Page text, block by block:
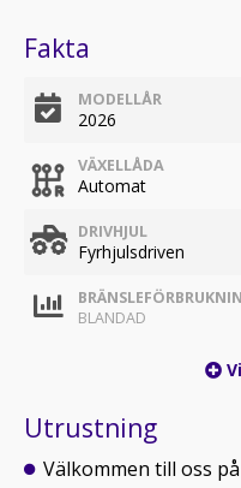
Fakta
MODELLÅR
2026
VÄXELLÅDA
Automat
DRIVHJUL
Fyrhjulsdriven
BLANDAD
Utrustning
Välkommen till oss